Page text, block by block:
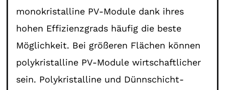
monokristalline PV-Module dank ihres
hohen Effizienzgrads häufig die beste
Möglichkeit. Bei größeren Flächen können
polykristalline PV-Module wirtschaftlicher
sein. Polykristalline und Dünnschicht-